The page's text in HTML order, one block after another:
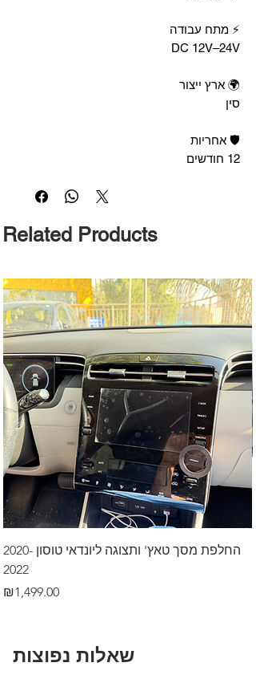
⚡ מתח עבודה
DC 12V–24V
🌍 ארץ ייצור
סין
🛡 אחריות
12 חודשים
Related Products
החלפת מסך טאץ' ותצוגה ליונדאי טוסון 2020-
2022
Price
₪1,499.00
שאלות נפוצות